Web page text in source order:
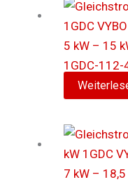
5 kW – 15
1GDC-
7 kW –